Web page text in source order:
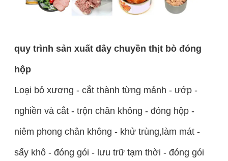
quy trình sản xuất dây chuyền thịt bò đóng
hộp
Loại bỏ xương - cắt thành từng mảnh - ướp -
nghiền và cắt - trộn chân không - đóng hộp -
niêm phong chân không - khử trùng,làm mát -
sấy khô - đóng gói - lưu trữ tạm thời - đóng gói